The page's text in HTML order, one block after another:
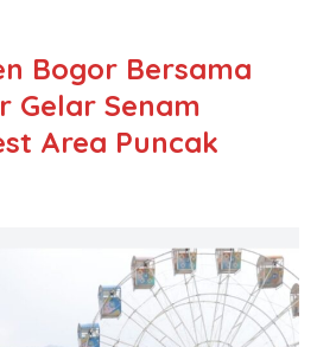
Bogor Bersama
Gelar Senam
Area Puncak